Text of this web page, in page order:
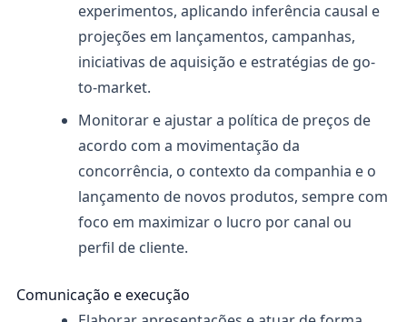
experimentos, aplicando inferência causal e
projeções em lançamentos, campanhas,
iniciativas de aquisição e estratégias de go-
to-market.
Monitorar e ajustar a política de preços de
acordo com a movimentação da
concorrência, o contexto da companhia e o
lançamento de novos produtos, sempre com
foco em maximizar o lucro por canal ou
perfil de cliente.
Comunicação e execução